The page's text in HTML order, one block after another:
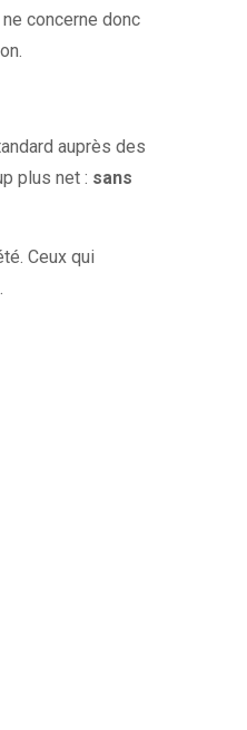
concerne donc
auprès des
plus net : sans
Ceux qui